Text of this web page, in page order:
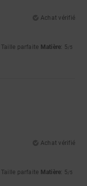
Achat vérifié
Taille parfaite Matière: 5/5
Achat vérifié
Taille parfaite Matière: 5/5